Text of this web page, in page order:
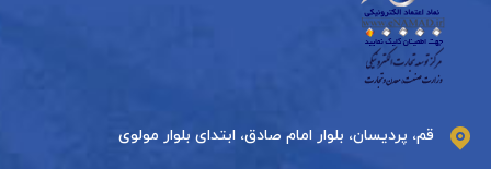
قم، پردیسان، بلوار امام صادق، ابتدای بلوار مولوی